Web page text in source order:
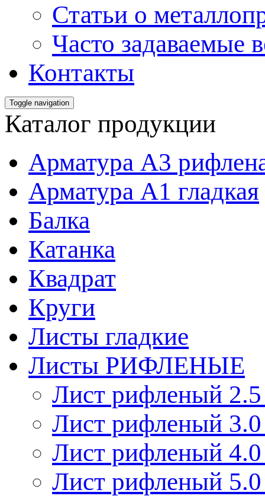
Статьи о
Часто задаваемые
Контакты
Toggle navigation
Каталог продукции
Арматура А3
Арматура А1 гладкая
Балка
Катанка
Квадрат
Круги
Листы гладкие
Листы РИФЛЕНЫЕ
Лист рифленый
Лист рифленый
Лист рифленый
Лист рифленый